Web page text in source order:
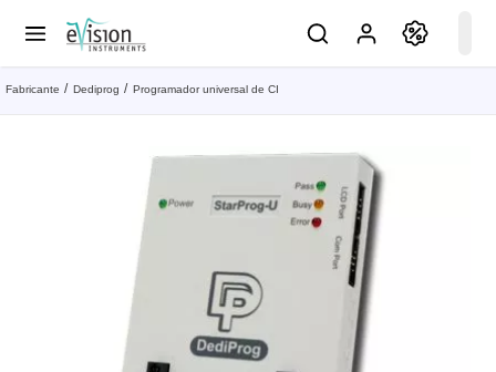
Fabricante Dediprog Programador universal de CI